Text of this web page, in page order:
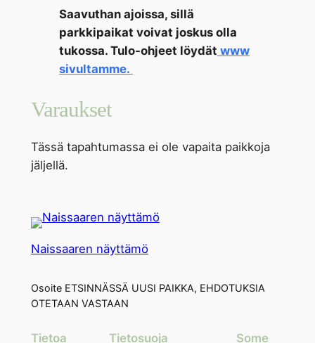
Saavuthan ajoissa, sillä
parkkipaikat voivat joskus olla
tukossa. Tulo-ohjeet löydät www
sivultamme.
Varaukset
Tässä tapahtumassa ei ole vapaita paikkoja
jäljellä.
Naissaaren näyttämö
Osoite ETSINNÄSSÄ UUSI PAIKKA, EHDOTUKSIA
OTETAAN VASTAAN
Tietoa Tietosuoja Some